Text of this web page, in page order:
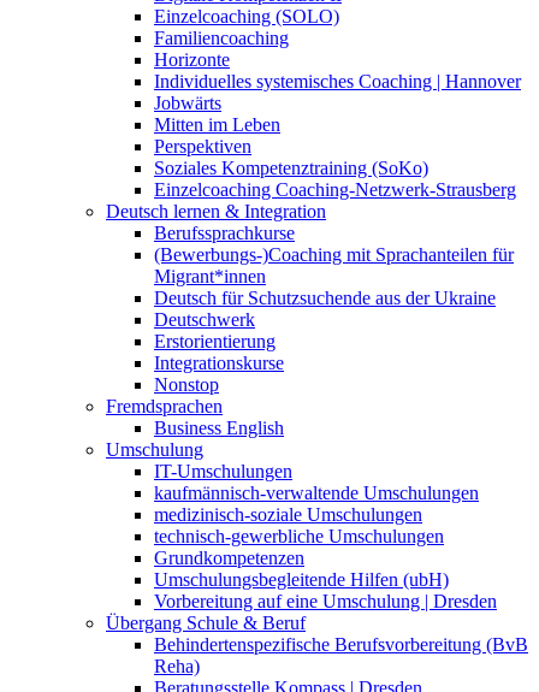
Einzelcoaching (SOLO)
Familiencoaching
Horizonte
Individuelles systemisches Coaching | Hannover
Jobwärts
Mitten im Leben
Perspektiven
Soziales Kompetenztraining (SoKo)
Einzelcoaching Coaching-Netzwerk-Strausberg
Deutsch lernen & Integration
Berufssprachkurse
(Bewerbungs-)Coaching mit Sprachanteilen für
Migrant*innen
Deutsch für Schutzsuchende aus der Ukraine
Deutschwerk
Erstorientierung
Integrationskurse
Nonstop
Fremdsprachen
Business English
Umschulung
IT-Umschulungen
kaufmännisch-verwaltende Umschulungen
medizinisch-soziale Umschulungen
technisch-gewerbliche Umschulungen
Grundkompetenzen
Umschulungsbegleitende Hilfen (ubH)
Vorbereitung auf eine Umschulung | Dresden
Übergang Schule & Beruf
Behindertenspezifische Berufsvorbereitung (BvB
Reha)
Beratungsstelle Kompass | Dresden